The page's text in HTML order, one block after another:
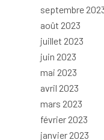
septembre
août 2023
juillet 2023
juin 2023
mai 2023
avril 2023
mars 2023
février 2023
janvier 2023